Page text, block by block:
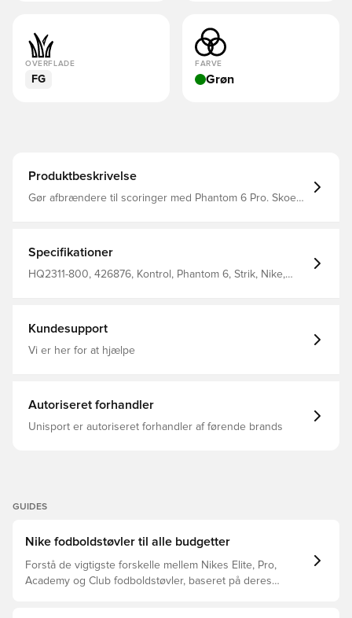
OVERFLADE
FG
FARVE
Grøn
Produktbeskrivelse
Gør afbrændere til scoringer med Phantom 6 Pro. Skoens
et højere niveau.
Specifikationer
HQ2311-800, 426876, Kontrol, Phantom 6, Strik, Nike,
Kundesupport
Vi er her for at hjælpe
Autoriseret forhandler
Unisport er autoriseret forhandler af førende brands
GUIDES
Nike fodboldstøvler til alle budgetter
Forstå de vigtigste forskelle mellem Nikes Elite, Pro,
Academy og Club fodboldstøvler, baseret på deres